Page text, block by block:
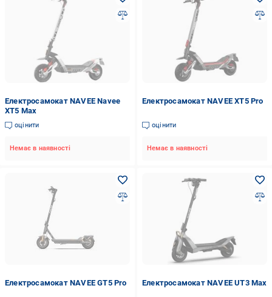
Електросамокат NAVEE Navee
XT5 Max
оцінити
Немає в наявності
Електросамокат NAVEE XT5 Pro
оцінити
Немає в наявності
Електросамокат NAVEE GT5 Pro Електросамокат NAVEE UT3 Max